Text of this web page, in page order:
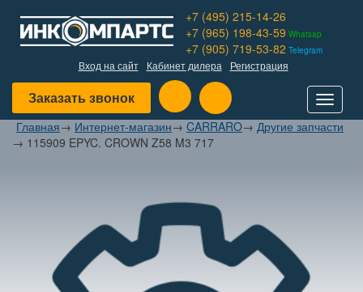
+7 (495) 215-14-26
+7 (965) 198-43-59 Whatsap
+7 (905) 719-53-82 Telegram
Вход на сайт Кабинет дилера Регистрация
Заказать звонок
Toggle
Главная→ Интернет-магазин→ CARRARO→ Другие запчасти
→ 115909 EPYC. CROWN Z58 M3 717